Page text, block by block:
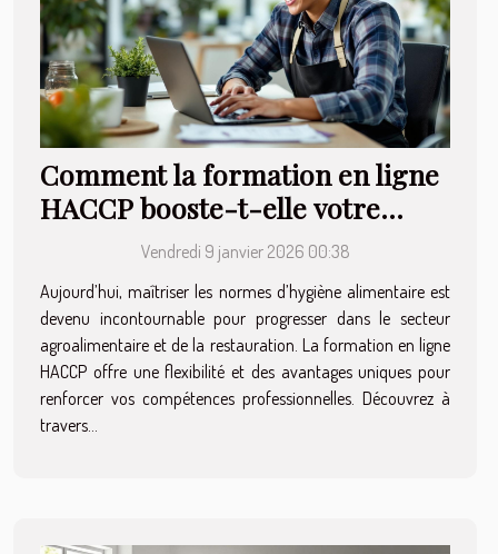
Comment la formation en ligne
HACCP booste-t-elle votre
carrière ?Vendredi 9 janvier 2026 00:38
Aujourd’hui, maîtriser les normes d’hygiène alimentaire est
devenu incontournable pour progresser dans le secteur
agroalimentaire et de la restauration. La formation en ligne
HACCP offre une flexibilité et des avantages uniques pour
renforcer vos compétences professionnelles. Découvrez à
travers...